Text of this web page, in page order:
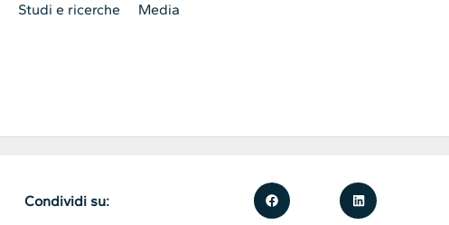
Studi e ricerche Media
Condividi su: